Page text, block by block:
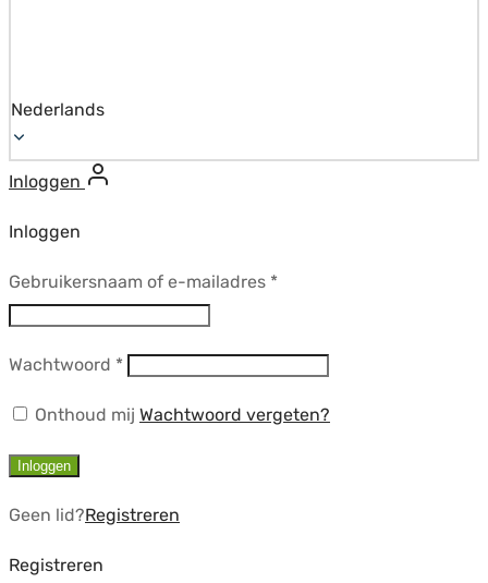
Nederlands
Inloggen
Inloggen
Gebruikersnaam of e-mailadres *Vereist
Wachtwoord *Vereist
Onthoud mij Wachtwoord vergeten?
Inloggen
Geen lid?Registreren
Registreren